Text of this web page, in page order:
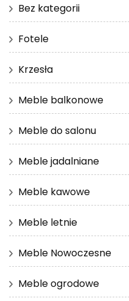
Bez kategorii
Fotele
Krzesła
Meble balkonowe
Meble do salonu
Meble jadalniane
Meble kawowe
Meble letnie
Meble Nowoczesne
Meble ogrodowe